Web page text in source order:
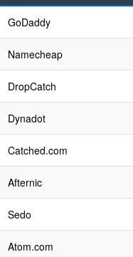
GoDaddy
Namecheap
DropCatch
Dynadot
Catched.com
Afternic
Sedo
Atom.com